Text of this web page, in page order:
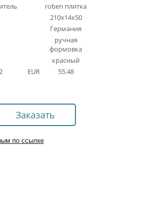
roben плитка
210x14x50
Германия
ручная
формовка
красный
EUR 55.48
по ссылке